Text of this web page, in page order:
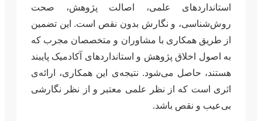
استانداردهای علمی، اصالت پژوهش، صحت
روش‌شناسی، و نگارش بدون نقص است. این تضمین
از طریق همکاری با مشاوران و متخصصان مجرب که
به اصول اخلاق پژوهش و استانداردهای آکادمیک پایبند
هستند، حاصل می‌شود. نتیجه‌ی این همکاری، ارائه‌ی
اثری است که از نظر علمی معتبر و از نظر نگارشی
بی‌عیب و نقص باشد.